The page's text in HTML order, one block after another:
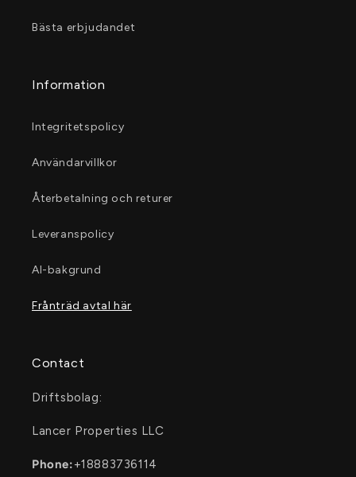
Bästa erbjudandet
Information
Integritetspolicy
Användarvillkor
Återbetalning och returer
Leveranspolicy
AI-bakgrund
Frånträd avtal här
Contact
Driftsbolag:
Lancer Properties LLC
Phone:+18883736114